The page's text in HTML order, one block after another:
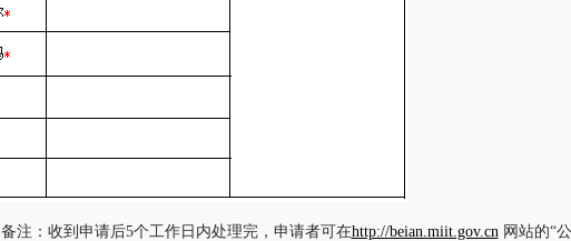
备注：收到申请后5个工作日内处理完，申请者可在http://beian.miit.gov.cn网站的“